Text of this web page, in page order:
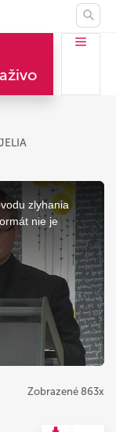
zlyhania
nie je
Zobrazené 863x